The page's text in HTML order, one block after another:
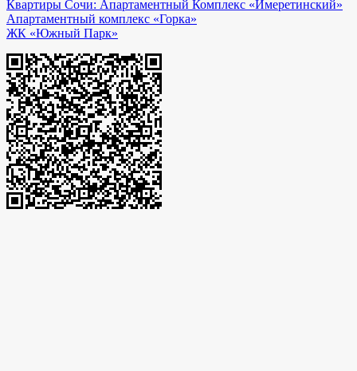
Квартиры Сочи: Апартаментный Комплекс «Имеретинский»
Апартаментный комплекс «Горка»
ЖК «Южный Парк»